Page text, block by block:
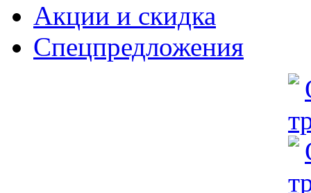
Акции и скидка
Спецпредложения